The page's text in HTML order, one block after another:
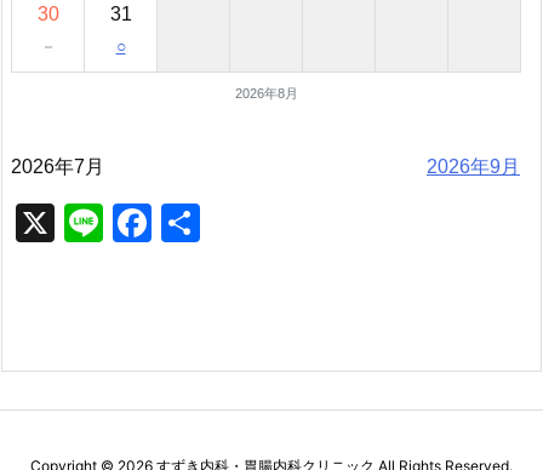
2026年8月
30
－
31
○
2026年7月 2026年9月
X
Li F
b
o
o
Copyright © 2026 すずき内科・胃腸内科クリニック All Rights Reserved.